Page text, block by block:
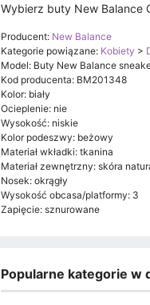
Wybierz buty New Balance
Producent: New Balance
Kategorie powiązane: Kobiety >
Model: Buty New Balance
Kod producenta: BM201348
Kolor: biały
Ocieplenie: nie
Wysokość: niskie
Kolor podeszwy: beżowy
Materiał wkładki: tkanina
Materiał zewnętrzny: skóra
Nosek: okrągły
Wysokość obcasa/platformy: 3
Zapięcie: sznurowane
Popularne kategorie w